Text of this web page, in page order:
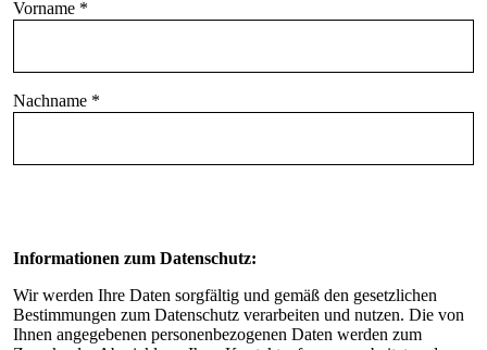
Informationen zum Datenschutz:
Wir werden Ihre Daten sorgfältig und gemäß den gesetzlichen
Bestimmungen zum Datenschutz verarbeiten und nutzen. Die von
Ihnen angegebenen personenbezogenen Daten werden zum